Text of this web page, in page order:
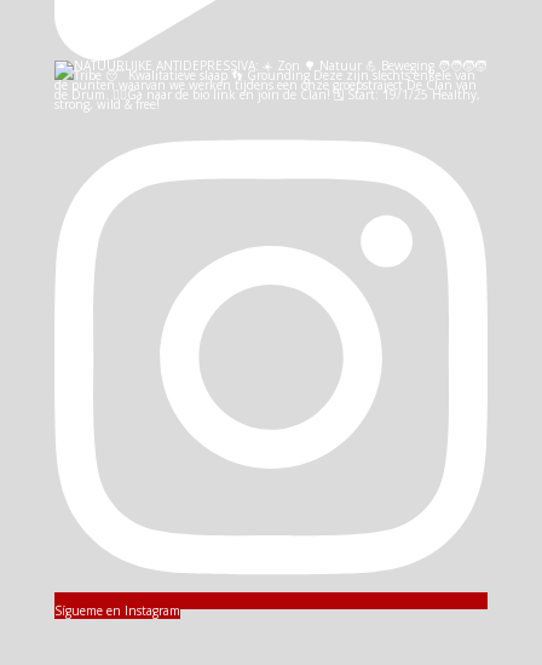
Sígueme en Instagram